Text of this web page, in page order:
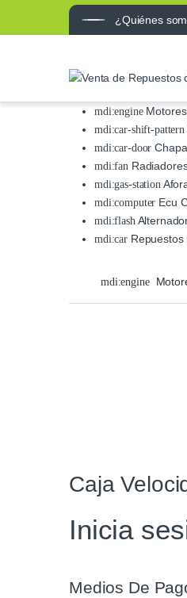
¿Quiénes
Motores
Chapa
Ecu
Repuestos
Caja
Inicia
Medios De